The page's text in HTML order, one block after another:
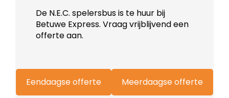
De N.E.C. spelersbus is te huur bij
Betuwe Express. Vraag vrijblijvend een
offerte aan.